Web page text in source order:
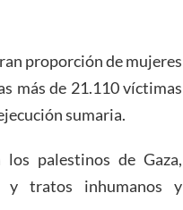
proporción de mujeres
más de 21.110 víctimas
sumaria.
palestinos de Gaza,
y tratos inhumanos y